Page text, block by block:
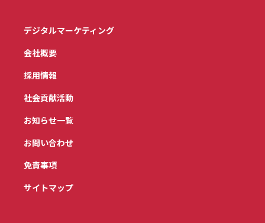
デジタルマーケティング
会社概要
採用情報
社会貢献活動
お知らせ一覧
お問い合わせ
免責事項
サイトマップ